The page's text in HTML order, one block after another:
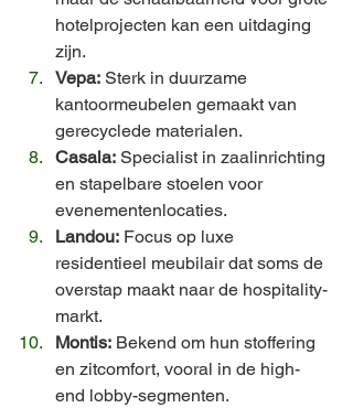
hotelprojecten kan een uitdaging
zijn.
Vepa: Sterk in duurzame
kantoormeubelen gemaakt van
gerecyclede materialen.
Casala: Specialist in zaalinrichting
en stapelbare stoelen voor
evenementenlocaties.
Landou: Focus op luxe
residentieel meubilair dat soms de
overstap maakt naar de hospitality-
markt.
Montis: Bekend om hun stoffering
en zitcomfort, vooral in de high-
end lobby-segmenten.